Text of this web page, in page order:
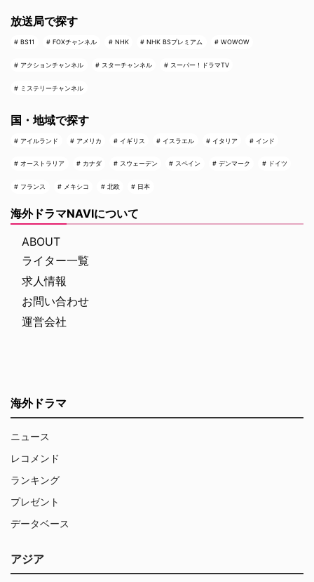
放送局で探す
BS11 FOXチャンネル NHK NHK BSプレミアム WOWOW
アクションチャンネル スターチャンネル スーパー！ドラマTV
ミステリーチャンネル
国・地域で探す
アイルランド アメリカ イギリス イスラエル イタリア インド
オーストラリア カナダ スウェーデン スペイン デンマーク ドイツ
フランス メキシコ 北欧 日本
海外ドラマNAVIについて
ABOUT
ライター一覧
求人情報
お問い合わせ
運営会社
海外ドラマ
ニュース
レコメンド
ランキング
プレゼント
データベース
アジア